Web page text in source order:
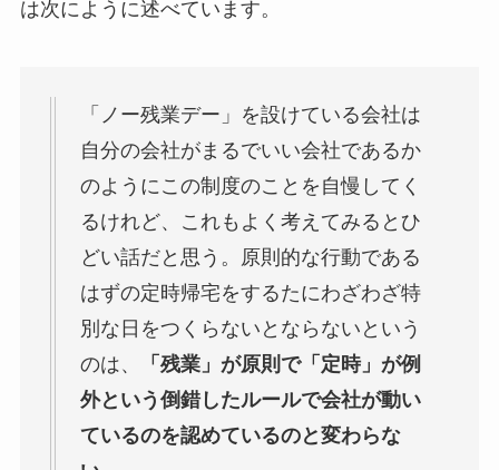
は次にように述べています。
「ノー残業デー」を設けている会社は
自分の会社がまるでいい会社であるか
のようにこの制度のことを自慢してく
るけれど、これもよく考えてみるとひ
どい話だと思う。原則的な行動である
はずの定時帰宅をするたにわざわざ特
別な日をつくらないとならないという
のは、
「残業」が原則で「定時」が例
外という倒錯したルールで会社が動い
ているのを認めているのと変わらな